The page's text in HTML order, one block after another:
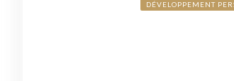
DÉVELOPPEMENT